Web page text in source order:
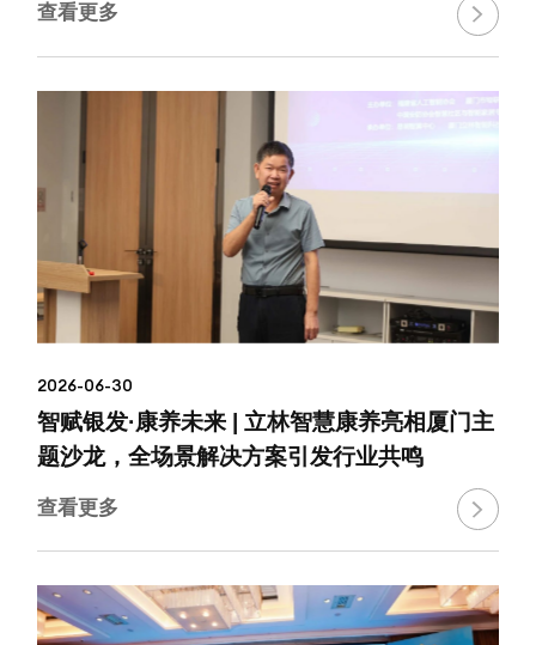
查看更多 
2026-06-30
智赋银发·康养未来 | 立林智慧康养亮相厦门主
题沙龙，全场景解决方案引发行业共鸣
查看更多 